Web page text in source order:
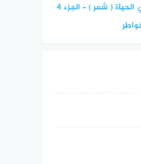
( شعر ) – الجزء 4